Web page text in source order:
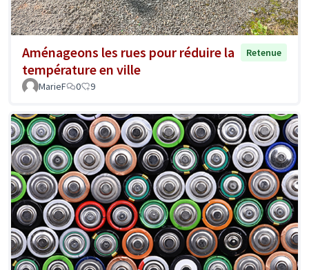
Aménageons les rues pour réduire la
température en ville
Retenue
MarieF 0 9